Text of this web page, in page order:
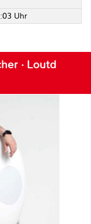
Uhr
· Loutd